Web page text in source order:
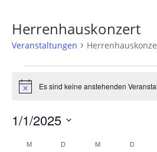
Herrenhauskonzert
Veranstaltungen
Veranstaltungen
HinweisEs sind keine anstehenden
1/1/2025
wählen.
Kalender
MMONTAG D DIENSTAGM MITTWOCH
D